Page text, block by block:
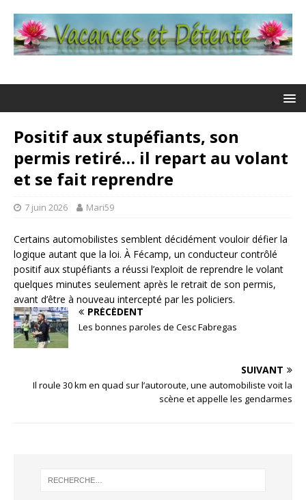
Positif aux stupéfiants, son
permis retiré… il repart au volant
et se fait reprendre
7 juin 2026 Mari59
Certains automobilistes semblent décidément vouloir défier la
logique autant que la loi. À Fécamp, un conducteur contrôlé
positif aux stupéfiants a réussi l’exploit de reprendre le volant
quelques minutes seulement après le retrait de son permis,
avant d’être à nouveau intercepté par les policiers.
PRÉCÉDENT
Les bonnes paroles de Cesc Fabregas
SUIVANT
Il roule 30 km en quad sur l’autoroute, une automobiliste voit la
scène et appelle les gendarmes